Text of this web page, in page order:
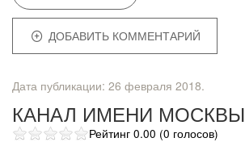
ДОБАВИТЬ КОММЕНТАРИЙ
Дата публикации: 26 февраля 2018.
КАНАЛ ИМЕНИ МОСКВЫ
Рейтинг 0.00 (0 голосов)